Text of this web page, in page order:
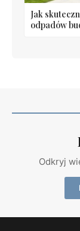
Jak
odpadów
Odkryj